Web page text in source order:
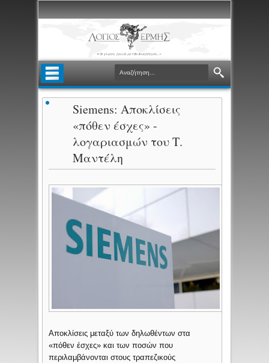
Siemens: Αποκλίσεις
«πόθεν έσχες» -
λογαριασμών του Τ.
Μαντέλη
Αποκλίσεις μεταξύ των δηλωθέντων στα
«πόθεν έσχες» και των ποσών που
περιλαμβάνονται στους τραπεζικούς